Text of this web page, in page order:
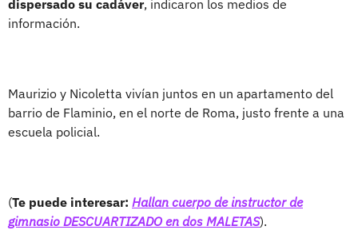
dispersado su cadáver, indicaron los medios de
información.
Maurizio y Nicoletta vivían juntos en un apartamento del
barrio de Flaminio, en el norte de Roma, justo frente a una
escuela policial.
(Te puede interesar: Hallan cuerpo de instructor de
gimnasio DESCUARTIZADO en dos MALETAS).